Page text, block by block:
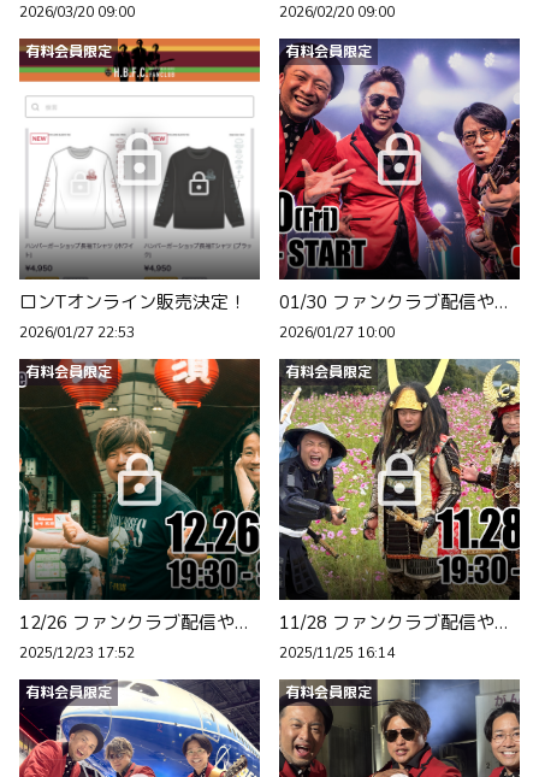
2026/03/20 09:00 2026/02/20 09:00
有料会員限定
ロンTオンライン販売決定！
2026/01/27 22:53
有料会員限定
01/30 ファンクラブ配信やります！
2026/01/27 10:00
有料会員限定
12/26 ファンクラブ配信やります！
2025/12/23 17:52
有料会員限定
11/28 ファンクラブ配信やります！
2025/11/25 16:14
有料会員限定 有料会員限定